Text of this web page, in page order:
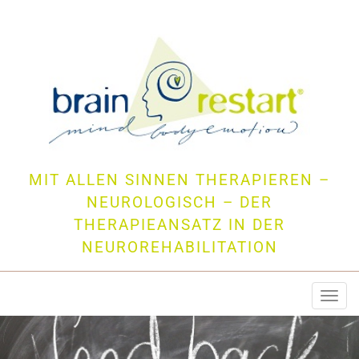
MIT ALLEN SINNEN THERAPIEREN –
NEUROLOGISCH – DER
THERAPIEANSATZ IN DER
NEUROREHABILITATION